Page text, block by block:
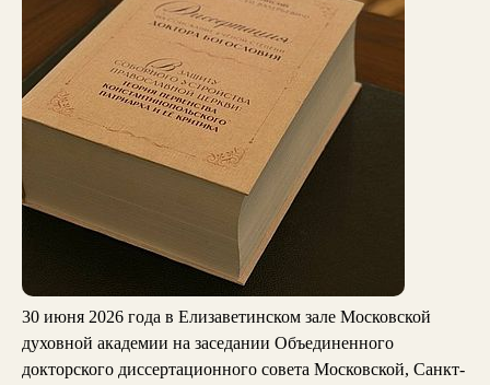
30 июня 2026 года в Елизаветинском зале Московской
духовной академии на заседании Объединенного
докторского диссертационного совета Московской, Санкт-